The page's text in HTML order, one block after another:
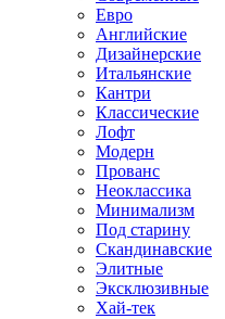
Евро
Английские
Дизайнерские
Итальянские
Кантри
Классические
Лофт
Модерн
Прованс
Неоклассика
Минимализм
Под старину
Скандинавские
Элитные
Эксклюзивные
Хай-тек